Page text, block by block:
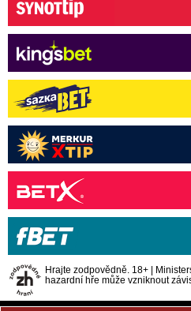
Hrajte zodpovědně. 18+ |
hazardní hře může vzniknout